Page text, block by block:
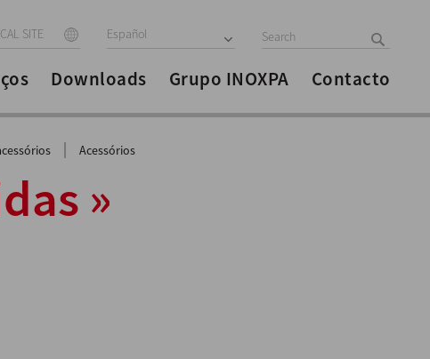
SITE Español
Downloads Grupo INOXPA Contacto
| Acessórios
»